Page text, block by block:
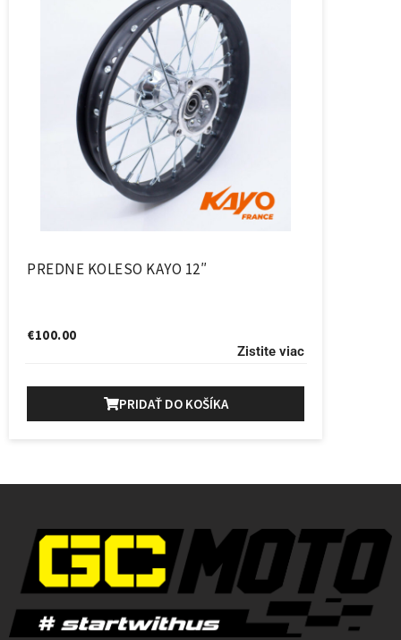
PREDNE KOLESO KAYO 12″
€100.00
Zistite viac
PRIDAŤ DO KOŠÍKA